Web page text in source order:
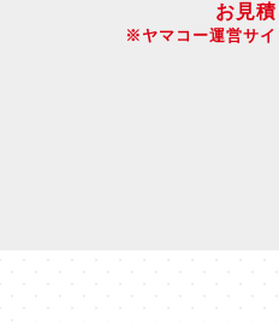
お見
※ヤマコー運営サ